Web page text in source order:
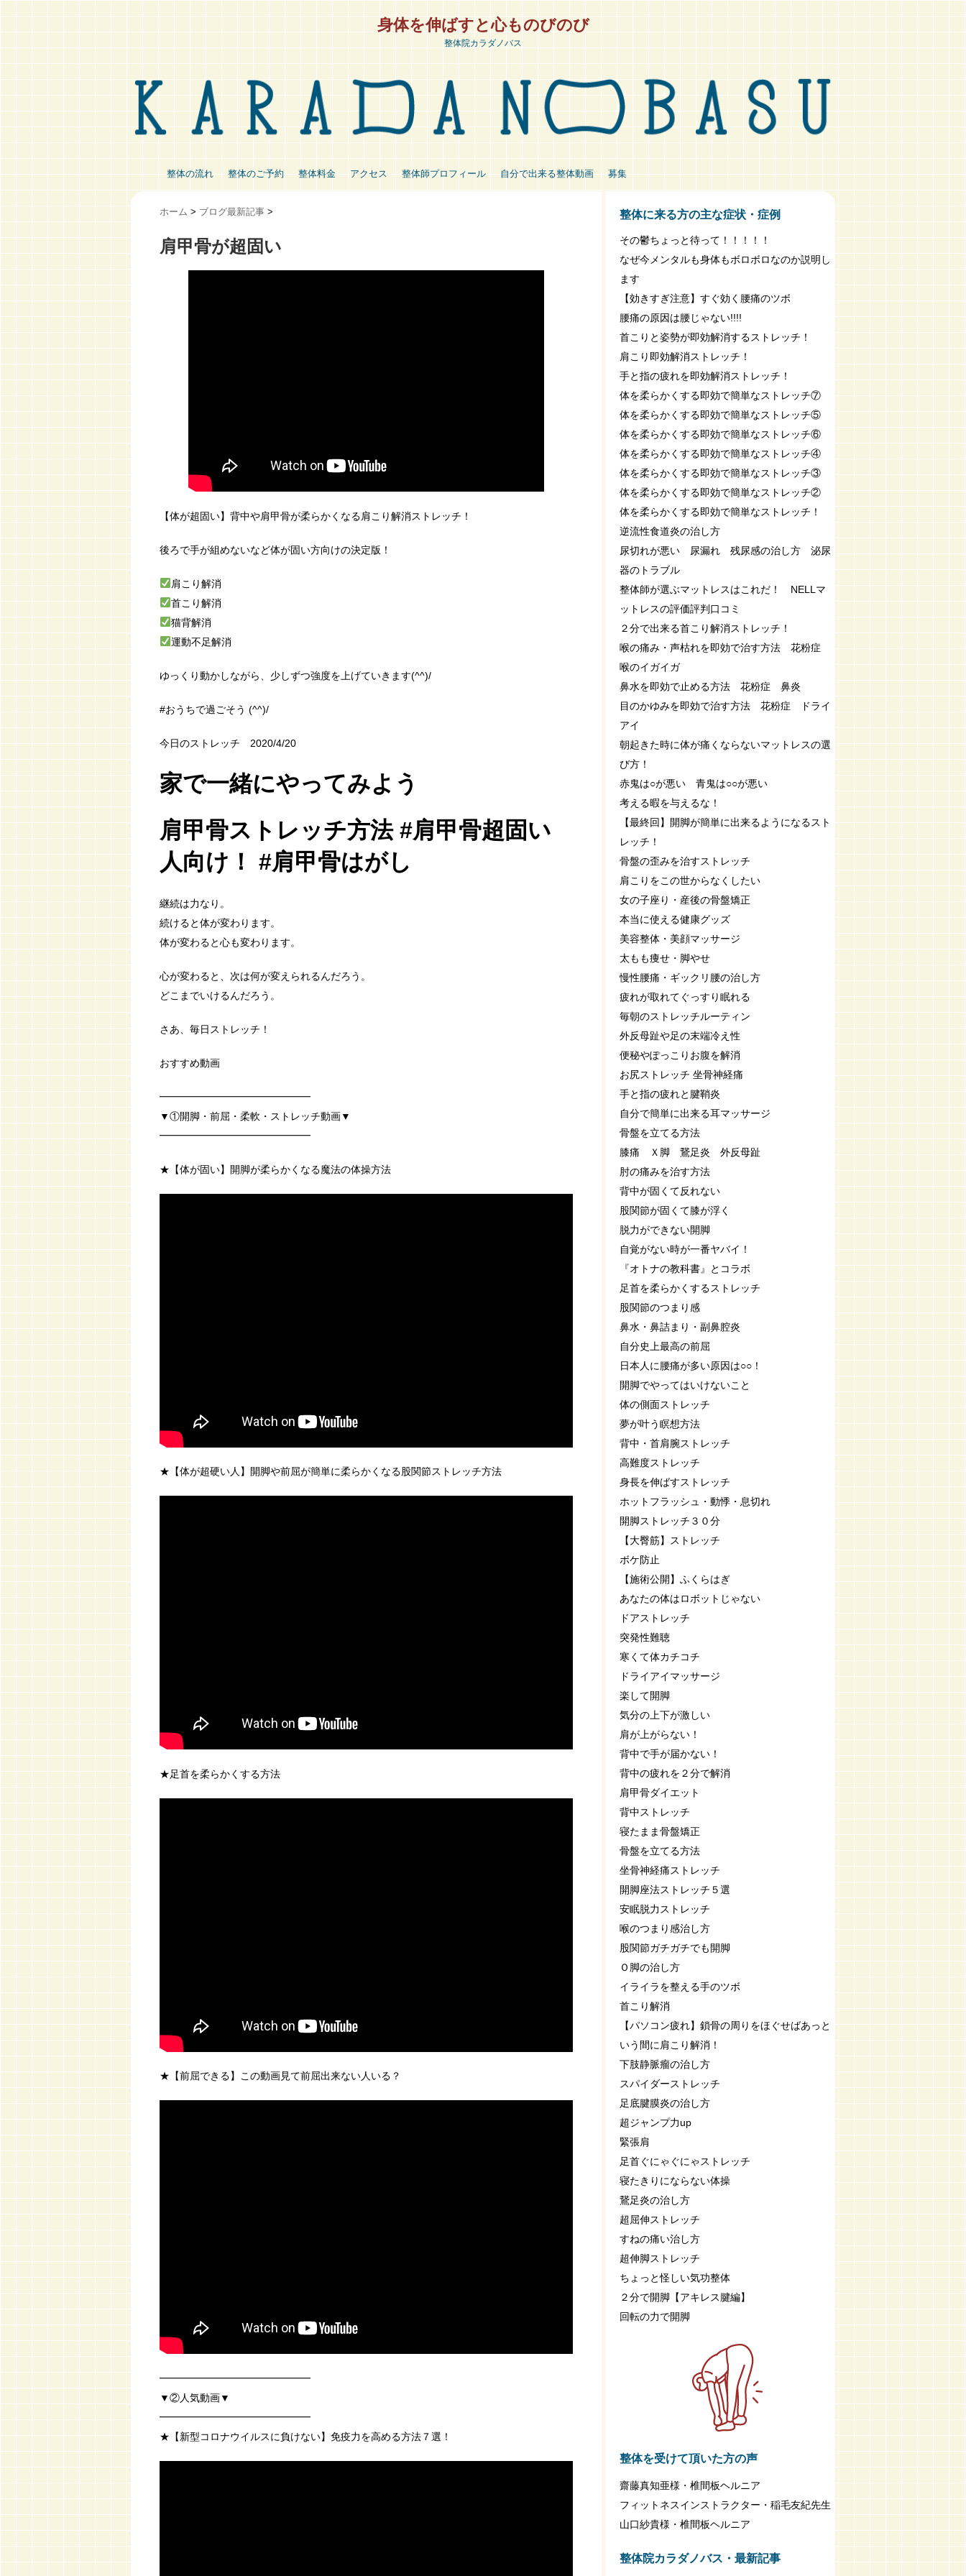
身体を伸ばすと心ものびのび
整体院カラダノバス
整体の流れ 整体のご予約 整体料金 アクセス 整体師プロフィール 自分で出来る整体動画 募集
ホーム > ブログ最新記事 >
肩甲骨が超固い
【体が超固い】背中や肩甲骨が柔らかくなる肩こり解消ストレッチ！
後ろで手が組めないなど体が固い方向けの決定版！
肩こり解消
首こり解消
猫背解消
運動不足解消
ゆっくり動かしながら、少しずつ強度を上げていきます(^^)/
#おうちで過ごそう (^^)/
今日のストレッチ 2020/4/20
家で一緒にやってみよう
肩甲骨ストレッチ方法 #肩甲骨超固い
人向け！ #肩甲骨はがし
継続は力なり。
続けると体が変わります。
体が変わると心も変わります。
心が変わると、次は何が変えられるんだろう。
どこまでいけるんだろう。
さあ、毎日ストレッチ！
おすすめ動画
━━━━━━━━━━━━━━━
▼①開脚・前屈・柔軟・ストレッチ動画▼
━━━━━━━━━━━━━━━
★【体が固い】開脚が柔らかくなる魔法の体操方法
★【体が超硬い人】開脚や前屈が簡単に柔らかくなる股関節ストレッチ方法
★足首を柔らかくする方法
★【前屈できる】この動画見て前屈出来ない人いる？
━━━━━━━━━━━━━━━
▼②人気動画▼
━━━━━━━━━━━━━━━
★【新型コロナウイルスに負けない】免疫力を高める方法７選！
整体に来る方の主な症状・症例
その鬱ちょっと待って！！！！！
なぜ今メンタルも身体もボロボロなのか説明し
ます
【効きすぎ注意】すぐ効く腰痛のツボ
腰痛の原因は腰じゃない!!!!
首こりと姿勢が即効解消するストレッチ！
肩こり即効解消ストレッチ！
手と指の疲れを即効解消ストレッチ！
体を柔らかくする即効で簡単なストレッチ⑦
体を柔らかくする即効で簡単なストレッチ⑤
体を柔らかくする即効で簡単なストレッチ⑥
体を柔らかくする即効で簡単なストレッチ④
体を柔らかくする即効で簡単なストレッチ③
体を柔らかくする即効で簡単なストレッチ②
体を柔らかくする即効で簡単なストレッチ！
逆流性食道炎の治し方
尿切れが悪い 尿漏れ 残尿感の治し方 泌尿
器のトラブル
整体師が選ぶマットレスはこれだ！ NELLマ
ットレスの評価評判口コミ
２分で出来る首こり解消ストレッチ！
喉の痛み・声枯れを即効で治す方法 花粉症
喉のイガイガ
鼻水を即効で止める方法 花粉症 鼻炎
目のかゆみを即効で治す方法 花粉症 ドライ
アイ
朝起きた時に体が痛くならないマットレスの選
び方！
赤鬼は○が悪い 青鬼は○○が悪い
考える暇を与えるな！
【最終回】開脚が簡単に出来るようになるスト
レッチ！
骨盤の歪みを治すストレッチ
肩こりをこの世からなくしたい
女の子座り・産後の骨盤矯正
本当に使える健康グッズ
美容整体・美顔マッサージ
太もも痩せ・脚やせ
慢性腰痛・ギックリ腰の治し方
疲れが取れてぐっすり眠れる
毎朝のストレッチルーティン
外反母趾や足の末端冷え性
便秘やぽっこりお腹を解消
お尻ストレッチ 坐骨神経痛
手と指の疲れと腱鞘炎
自分で簡単に出来る耳マッサージ
骨盤を立てる方法
膝痛 Ｘ脚 鵞足炎 外反母趾
肘の痛みを治す方法
背中が固くて反れない
股関節が固くて膝が浮く
脱力ができない開脚
自覚がない時が一番ヤバイ！
『オトナの教科書』とコラボ
足首を柔らかくするストレッチ
股関節のつまり感
鼻水・鼻詰まり・副鼻腔炎
自分史上最高の前屈
日本人に腰痛が多い原因は○○！
開脚でやってはいけないこと
体の側面ストレッチ
夢が叶う瞑想方法
背中・首肩腕ストレッチ
高難度ストレッチ
身長を伸ばすストレッチ
ホットフラッシュ・動悸・息切れ
開脚ストレッチ３０分
【大臀筋】ストレッチ
ボケ防止
【施術公開】ふくらはぎ
あなたの体はロボットじゃない
ドアストレッチ
突発性難聴
寒くて体カチコチ
ドライアイマッサージ
楽して開脚
気分の上下が激しい
肩が上がらない！
背中で手が届かない！
背中の疲れを２分で解消
肩甲骨ダイエット
背中ストレッチ
寝たまま骨盤矯正
骨盤を立てる方法
坐骨神経痛ストレッチ
開脚座法ストレッチ５選
安眠脱力ストレッチ
喉のつまり感治し方
股関節ガチガチでも開脚
Ｏ脚の治し方
イライラを整える手のツボ
首こり解消
【パソコン疲れ】鎖骨の周りをほぐせばあっと
いう間に肩こり解消！
下肢静脈瘤の治し方
スパイダーストレッチ
足底腱膜炎の治し方
超ジャンプ力up
緊張肩
足首ぐにゃぐにゃストレッチ
寝たきりにならない体操
鵞足炎の治し方
超屈伸ストレッチ
すねの痛い治し方
超伸脚ストレッチ
ちょっと怪しい気功整体
２分で開脚【アキレス腱編】
回転の力で開脚
整体を受けて頂いた方の声
齋藤真知亜様・椎間板ヘルニア
フィットネスインストラクター・稲毛友紀先生
山口紗貴様・椎間板ヘルニア
整体院カラダノバス・最新記事